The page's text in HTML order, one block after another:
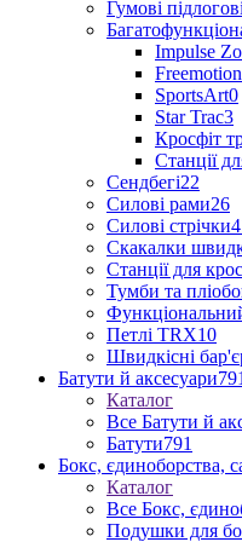
Гумові
Impulse
Freemotion
SportsArt0
Star Trac3
Кросфіт
Станції
Сендбегі22
Силові рами26
Силові стрічки
Скакалки
Станції для
Тумби та
Петлі TRX10
Швидкісні
Батути й аксесуари791
Каталог
Все Батути й
Батути791
Бокс, єдиноборства,
Каталог
Все Бокс,
Подушки для